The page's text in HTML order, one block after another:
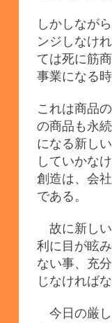
しかしなが
ンジしなけ
ては死に筋
事業になる
これは商品
の商品も永
になる新し
していかな
創造は、会
である。
故に新しい
利に目が眩
ない事、充
じなければ
今日の厳し